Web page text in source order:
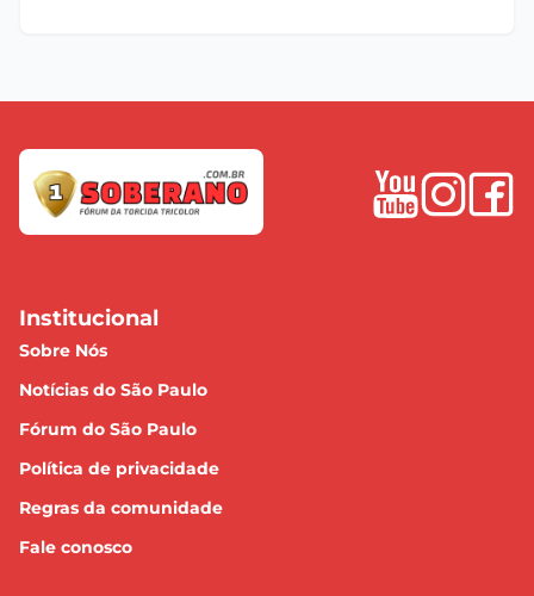
Institucional
Sobre Nós
Notícias do São Paulo
Fórum do São Paulo
Política de privacidade
Regras da comunidade
Fale conosco